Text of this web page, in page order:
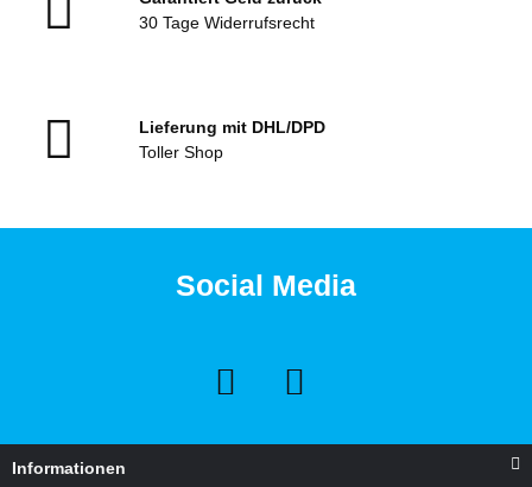
30 Tage Widerrufsrecht
Lieferung mit DHL/DPD
Toller Shop
Social Media
Informationen